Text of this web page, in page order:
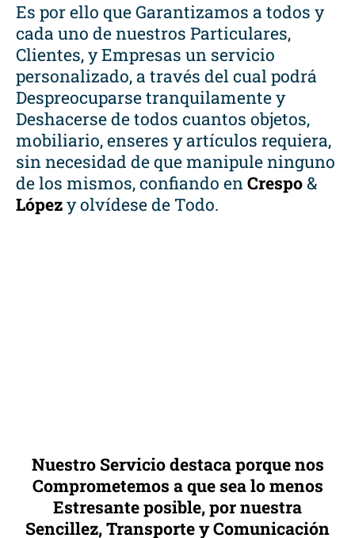
Es por ello que Garantizamos a todos y
cada uno de nuestros Particulares,
Clientes, y Empresas un servicio
personalizado, a través del cual podrá
Despreocuparse tranquilamente y
Deshacerse de todos cuantos objetos,
mobiliario, enseres y artículos requiera,
sin necesidad de que manipule ninguno
de los mismos, confiando enCrespo&
Lópezy olvídese de Todo.
Nuestro Servicio destaca porque nos
Comprometemos a que sea lo menos
Estresante posible, por nuestra
Sencillez, Transporte y Comunicación